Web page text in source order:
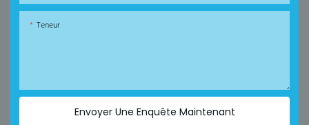
Teneur
Envoyer Une Enquête Maintenant